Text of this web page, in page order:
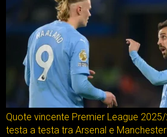
Quote vincente Premier League
testa a testa tra Arsenal e